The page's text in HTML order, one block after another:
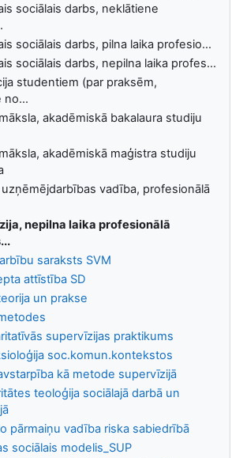
sociālais darbs, neklātiene
sociālais darbs, pilna laika profesio...
sociālais darbs, nepilna laika profes...
studentiem (par praksēm,
no...
akadēmiskā bakalaura studiju
akadēmiskā maģistra studiju
uzņēmējdarbības vadība, profesionālā
nepilna laika profesionālā
saraksts SVM
attīstība SD
un prakse
supervīzijas praktikums
soc.komun.kontekstos
kā metode supervīzijā
teoloģija sociālajā darbā un
pārmaiņu vadība riska sabiedrībā
sociālais modelis_SUP